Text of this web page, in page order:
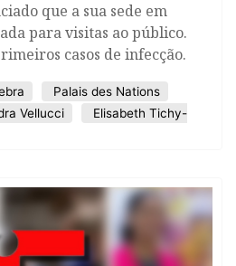
que a sua sede em
para visitas ao público.
casos de infecção.
Palais des Nations
Vellucci
Elisabeth Tichy-